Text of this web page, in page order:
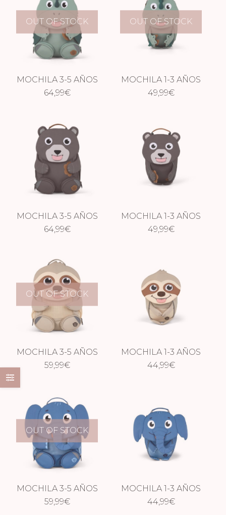
OUT OF STOCK
MOCHILA 3-5 AÑOS
PURE DRAGÓN
64,99€
OUT OF STOCK
MOCHILA 1-3 AÑOS
PURE DRAGÓN
49,99€
MOCHILA 3-5 AÑOS
PURE OSO
64,99€
MOCHILA 1-3 AÑOS
PURE OSO
49,99€
OUT OF STOCK
MOCHILA 3-5 AÑOS
PEREZOSO
59,99€
MOCHILA 1-3 AÑOS
PEREZOSO
44,99€
OUT OF STOCK
MOCHILA 3-5 AÑOS
ELEFANTE NUEVO
59,99€
MOCHILA 1-3 AÑOS
ELEFANTE NUEVO
44,99€